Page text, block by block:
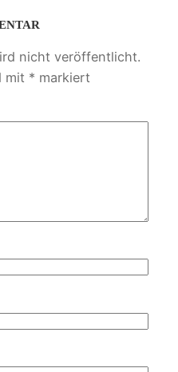
nicht veröffentlicht.
mit * markiert